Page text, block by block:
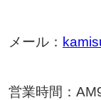
メール：
営業時間：